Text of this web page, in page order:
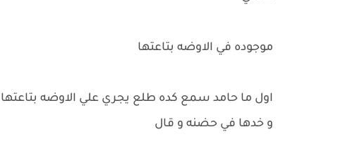
موجوده في الاوضه بتاعتها
اول ما حامد سمع كده طلع يجري علي الاوضه
و خدها في حضنه و قال